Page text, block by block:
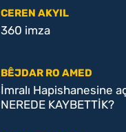
CEREN AKYIL
360 imza
BÊJDAR RO AMED
İmralı Hapishanesine
NEREDE KAYBETTİK?